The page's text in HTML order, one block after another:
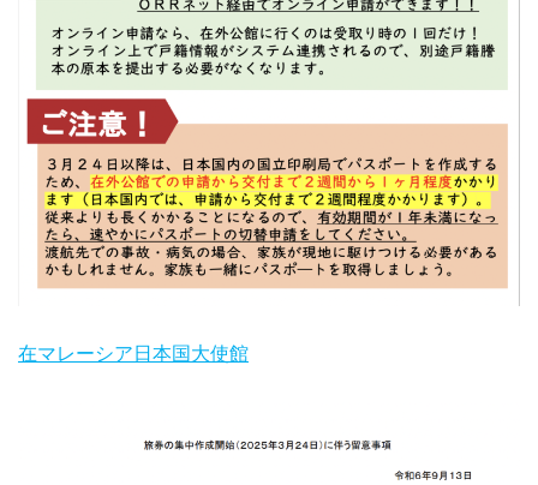
在マレーシア日本国大使館